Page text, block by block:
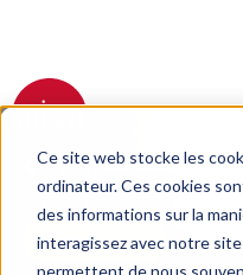
Ce site web stocke les
ordinateur. Ces cookies
des informations sur la
interagissez avec notre
permettent de nous
RETOUR AU BLOG
Transmission